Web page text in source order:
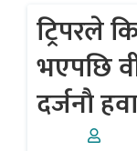
ट्रिपरले
भएपछि
दर्जनाै